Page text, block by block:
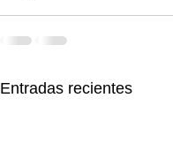
Entradas recientes